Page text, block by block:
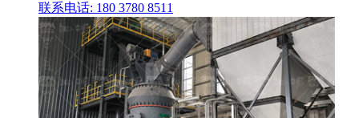
联系电话: 180 3780 8511